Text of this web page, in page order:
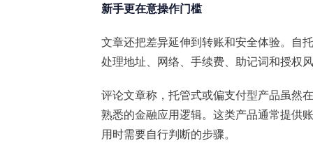
新手更在意操作门槛
文章还把差异延伸到转账和安全体验。自
处理地址、网络、手续费、助记词和授权
评论文章称，托管式或偏支付型产品虽然
熟悉的金融应用逻辑。这类产品通常提供
用时需要自行判断的步骤。